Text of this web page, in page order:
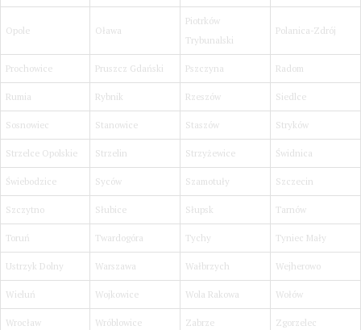
Opole Oława
Piotrków
Trybunalski
Polanica-Zdrój
Prochowice Pruszcz Gdański Pszczyna Radom
Rumia Rybnik Rzeszów Siedlce
Sosnowiec Stanowice Staszów Stryków
Strzelce Opolskie Strzelin Strzyżewice Świdnica
Świebodzice Syców Szamotuły Szczecin
Szczytno Słubice Słupsk Tarnów
Toruń Twardogóra Tychy Tyniec Mały
Ustrzyk Dolny Warszawa Wałbrzych Wejherowo
Wieluń Wojkowice Wola Rakowa Wołów
Wrocław Wróblowice Zabrze Zgorzelec